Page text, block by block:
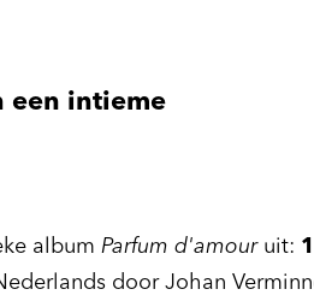
een intieme
album Parfum d'amour uit:
door Johan